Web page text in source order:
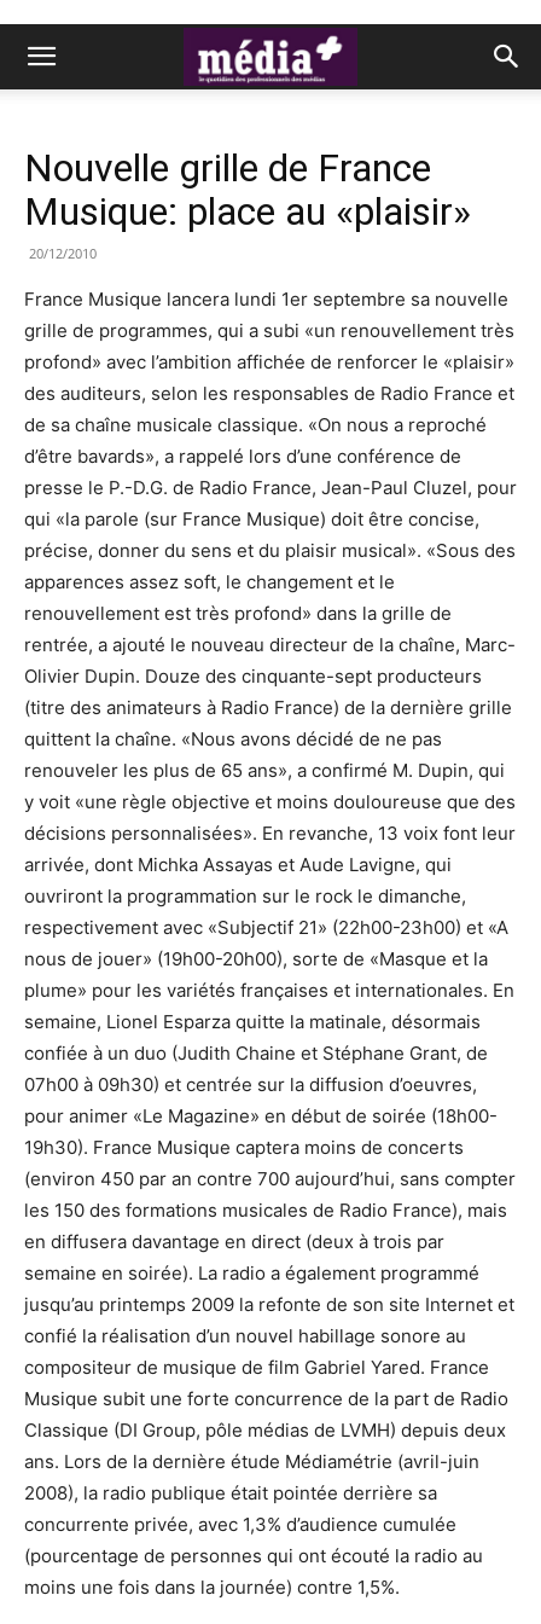
Nouvelle grille de France
Musique: place au «plaisir»
20/12/2010
France Musique lancera lundi 1er septembre sa nouvelle
grille de programmes, qui a subi «un renouvellement très
profond» avec l’ambition affichée de renforcer le «plaisir»
des auditeurs, selon les responsables de Radio France et
de sa chaîne musicale classique. «On nous a reproché
d’être bavards», a rappelé lors d’une conférence de
presse le P.-D.G. de Radio France, Jean-Paul Cluzel, pour
qui «la parole (sur France Musique) doit être concise,
précise, donner du sens et du plaisir musical». «Sous des
apparences assez soft, le changement et le
renouvellement est très profond» dans la grille de
rentrée, a ajouté le nouveau directeur de la chaîne, Marc-
Olivier Dupin. Douze des cinquante-sept producteurs
(titre des animateurs à Radio France) de la dernière grille
quittent la chaîne. «Nous avons décidé de ne pas
renouveler les plus de 65 ans», a confirmé M. Dupin, qui
y voit «une règle objective et moins douloureuse que des
décisions personnalisées». En revanche, 13 voix font leur
arrivée, dont Michka Assayas et Aude Lavigne, qui
ouvriront la programmation sur le rock le dimanche,
respectivement avec «Subjectif 21» (22h00-23h00) et «A
nous de jouer» (19h00-20h00), sorte de «Masque et la
plume» pour les variétés françaises et internationales. En
semaine, Lionel Esparza quitte la matinale, désormais
confiée à un duo (Judith Chaine et Stéphane Grant, de
07h00 à 09h30) et centrée sur la diffusion d’oeuvres,
pour animer «Le Magazine» en début de soirée (18h00-
19h30). France Musique captera moins de concerts
(environ 450 par an contre 700 aujourd’hui, sans compter
les 150 des formations musicales de Radio France), mais
en diffusera davantage en direct (deux à trois par
semaine en soirée). La radio a également programmé
jusqu’au printemps 2009 la refonte de son site Internet et
confié la réalisation d’un nouvel habillage sonore au
compositeur de musique de film Gabriel Yared. France
Musique subit une forte concurrence de la part de Radio
Classique (DI Group, pôle médias de LVMH) depuis deux
ans. Lors de la dernière étude Médiamétrie (avril-juin
2008), la radio publique était pointée derrière sa
concurrente privée, avec 1,3% d’audience cumulée
(pourcentage de personnes qui ont écouté la radio au
moins une fois dans la journée) contre 1,5%.